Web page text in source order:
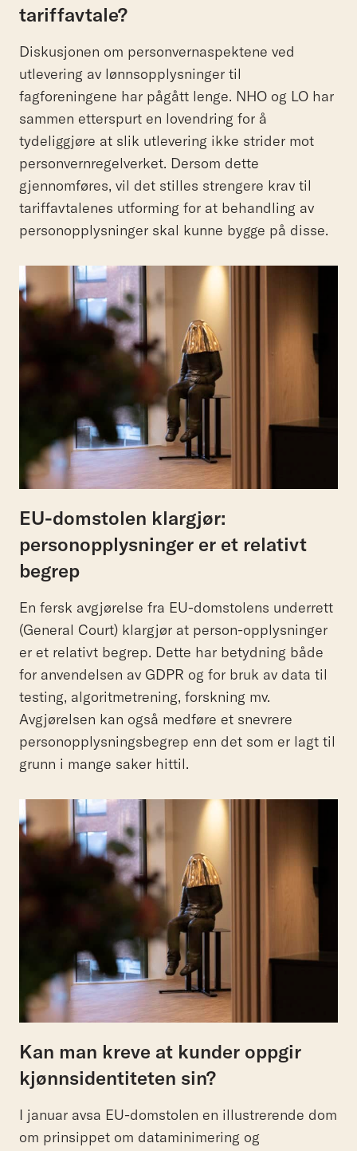
tariffavtale?
Diskusjonen om personvernaspektene ved
utlevering av lønnsopplysninger til
fagforeningene har pågått lenge. NHO og LO har
sammen etterspurt en lovendring for å
tydeliggjøre at slik utlevering ikke strider mot
personvernregelverket. Dersom dette
gjennomføres, vil det stilles strengere krav til
tariffavtalenes utforming for at behandling av
personopplysninger skal kunne bygge på disse.
EU-domstolen klargjør:
personopplysninger er et relativt
begrep
En fersk avgjørelse fra EU-domstolens underrett
(General Court) klargjør at person-opplysninger
er et relativt begrep. Dette har betydning både
for anvendelsen av GDPR og for bruk av data til
testing, algoritmetrening, forskning mv.
Avgjørelsen kan også medføre et snevrere
personopplysningsbegrep enn det som er lagt til
grunn i mange saker hittil.
Kan man kreve at kunder oppgir
kjønnsidentiteten sin?
I januar avsa EU-domstolen en illustrerende dom
om prinsippet om dataminimering og